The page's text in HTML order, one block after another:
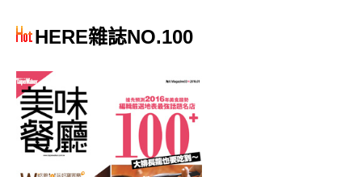
HERE雜誌NO.100